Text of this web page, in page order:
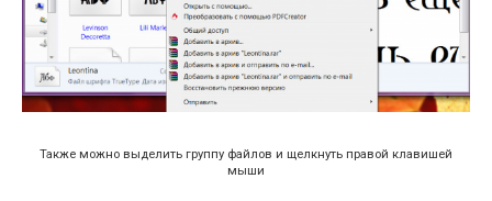
Также можно выделить группу файлов и щелкнуть правой клавишей
мыши